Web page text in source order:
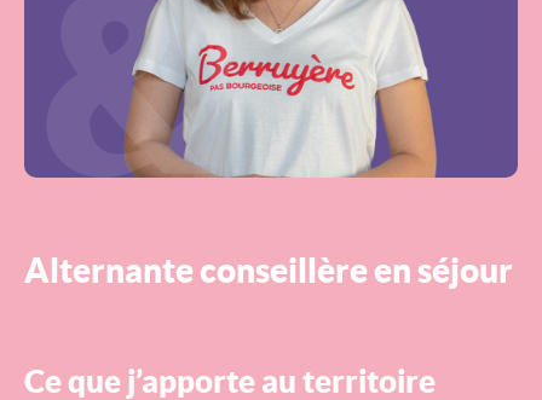
Alternante conseillère en séjour
Ce que j’apporte au territoire